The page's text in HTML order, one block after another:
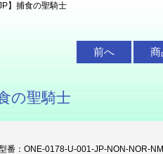
】捕食の聖騎士
前へ 商
の聖騎士
番：ONE-0178-U-001-JP-NON-NOR-NM